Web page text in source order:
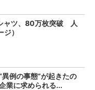
ャツ、80万枚突破 人
）
例の事態”が起きたの
業に求められる...